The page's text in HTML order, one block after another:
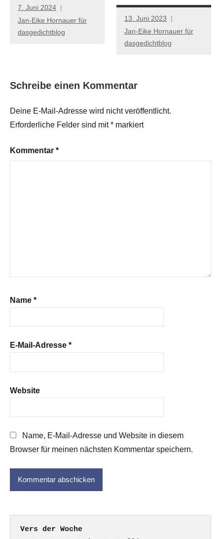
7. Juni 2024
Jan-Eike Hornauer für
dasgedichtblog
13. Juni 2023
Jan-Eike Hornauer für
dasgedichtblog
Schreibe einen Kommentar
Deine E-Mail-Adresse wird nicht veröffentlicht.
Erforderliche Felder sind mit* markiert
Kommentar *
Name *
E-Mail-Adresse *
Website
Name, E-Mail-Adresse und Website in diesem
Browser für meinen nächsten Kommentar speichern.
Vers der Woche